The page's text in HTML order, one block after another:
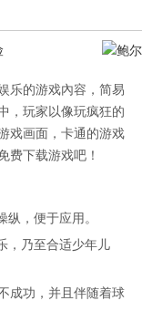
乐的游戏內容，简易
，玩家以像玩疯狂的
戏画面，卡通的游戏
费下载游戏吧！
，便于应用。
，乃至合适少年儿
成功，并且伴随着球